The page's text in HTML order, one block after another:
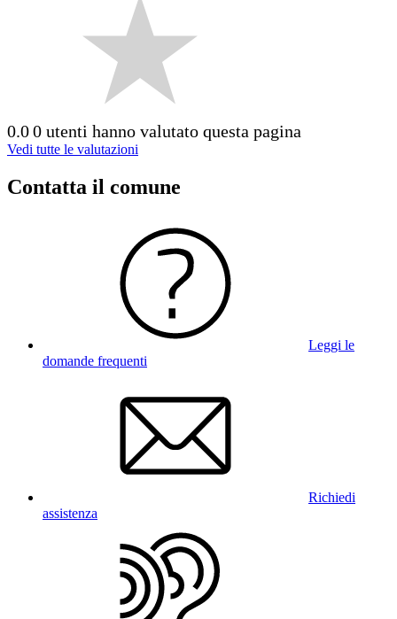
0.00 utenti hanno valutato questa pagina
Vedi tutte le valutazioni
Contatta il comune
Leggi le
domande frequenti
Richiedi
assistenza